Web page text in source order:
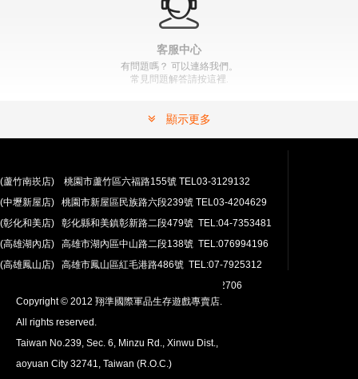
客服中心
有問題嗎？ 可以連絡我們。
常見問題解答請按這裡.
安心購買
100％付款保護。 簡單
退貨政策
全球配送
顯示更多
(蘆竹南崁店) 桃園市蘆竹區六福路155號 TEL03-3129132
(中壢新屋店) 桃園市新屋區民族路六段239號 TEL03-4204629
(彰化和美店) 彰化縣和美鎮彰新路二段479號 TEL:04-7353481
(高雄湖內店) 高雄市湖內區中山路二段138號 TEL:076994196
(高雄鳳山店) 高雄市鳳山區紅毛港路486號 TEL:07-7925312
翔準網路部門:TEL 03-4202763 03-4202706
Copyright © 2012 翔準國際軍品生存遊戲專賣店.
All rights reserved.
Taiwan No.239, Sec. 6, Minzu Rd., Xinwu Dist.,
aoyuan City 32741, Taiwan (R.O.C.)